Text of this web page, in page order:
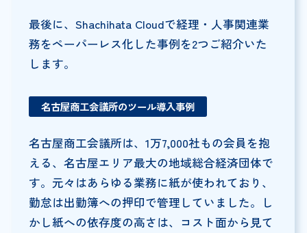
最後に、Shachihata Cloudで経理・人事関連業
務をペーパーレス化した事例を2つご紹介いた
します。
名古屋商工会議所のツール導入事例
名古屋商工会議所は、1万7,000社もの会員を抱
える、名古屋エリア最大の地域総合経済団体で
す。元々はあらゆる業務に紙が使われており、
勤怠は出勤簿への押印で管理していました。し
かし紙への依存度の高さは、コスト面から見て